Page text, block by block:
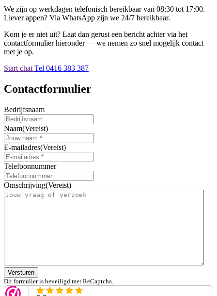
We zijn op werkdagen telefonisch bereikbaar van 08:30 tot 17:00.
Liever appen? Via WhatsApp zijn we 24/7 bereikbaar.
Kom je er niet uit? Laat dan gerust een bericht achter via het
contactformulier hieronder — we nemen zo snel mogelijk contact
met je op.
Start chat Tel 0416 383 387
Contactformulier
Bedrijfsnaam
Naam(Vereist)
E-mailadres(Vereist)
Telefoonnummer
Omschrijving(Vereist)
Versturen
Dit formulier is beveiligd met ReCaptcha.